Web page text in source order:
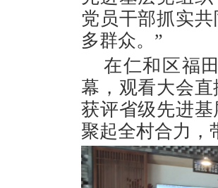
党员干部抓实
多群众。”
在仁和区福
幕，观看大会
获评省级先进
聚起全村合力，